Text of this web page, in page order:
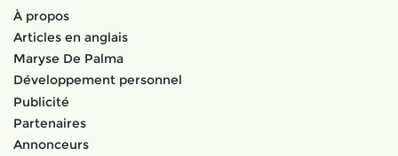
À propos
Articles en anglais
Maryse De Palma
Développement personnel
Publicité
Partenaires
Annonceurs